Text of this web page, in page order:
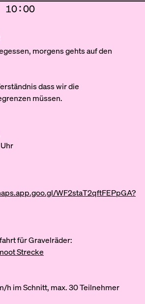
10:00
morgens gehts auf den
dass wir die
müssen.
WF2staT2qftFEPpGA?
für Gravelräder:
Strecke
h im Schnitt, max. 30 Teilnehmer